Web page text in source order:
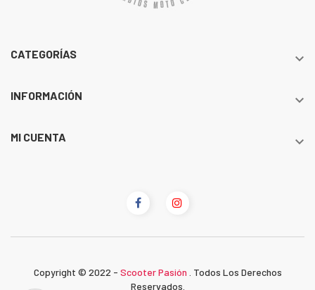
CATEGORÍAS 
INFORMACIÓN 
MI CUENTA 
Copyright © 2022 - Scooter Pasión
. Todos Los Derechos
Reservados.